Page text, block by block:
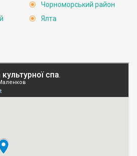
Чорноморський район
Ялта